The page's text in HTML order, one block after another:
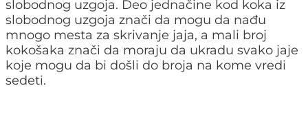
slobodnog uzgoja. Deo jednačine kod koka iz
slobodnog uzgoja znači da mogu da nađu
mnogo mesta za skrivanje jaja, a mali broj
kokošaka znači da moraju da ukradu svako jaje
koje mogu da bi došli do broja na kome vredi
sedeti.